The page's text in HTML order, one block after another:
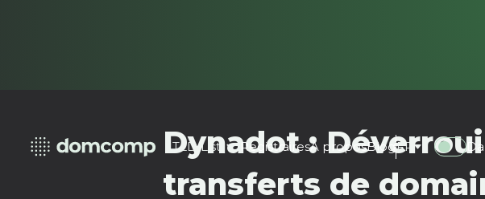
TLD List RegistrairesÀ proposBlogFR
Dynadot :
transferts de